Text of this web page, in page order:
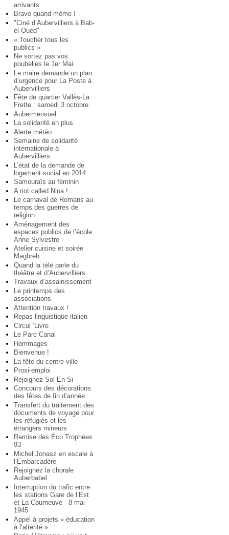
arrivants
Bravo quand même !
"Ciné d’Aubervilliers à Bab-
el-Oued"
« Toucher tous les
publics »
Ne sortez pas vos
poubelles le 1er Mai
Le maire demande un plan
d’urgence pour La Poste à
Aubervilliers
Fête de quartier Vallès-La
Frette : samedi 3 octobre
Aubermensuel
La solidarité en plus
Alerte météo
Semaine de solidarité
internationale à
Aubervilliers
L’état de la demande de
logement social en 2014
Samouraïs au féminin
A riot called Nina !
Le carnaval de Romans au
temps des guerres de
religion
Aménagement des
espaces publics de l’école
Anne Sylvestre
Atelier cuisine et soirée
Maghreb
Quand la télé parle du
théâtre et d’Aubervilliers
Travaux d’assainissement
Le printemps des
associations
Attention travaux !
Repas linguistique italien
Circul ’Livre
Le Parc Canal
Hommages
Bienvenue !
La fête du centre-ville
Proxi-emploi
Rejoignez Sol En Si
Concours des décorations
des fêtes de fin d’année
Transfert du traitement des
documents de voyage pour
les réfugiés et les
étrangers mineurs
Remise des Éco Trophées
93
Michel Jonasz en escale à
l’Embarcadère
Rejoignez la chorale
Auberbabel
Interruption du trafic entre
les stations Gare de l’Est
et La Courneuve - 8 mai
1945
Appel à projets « éducation
à l’altérité »